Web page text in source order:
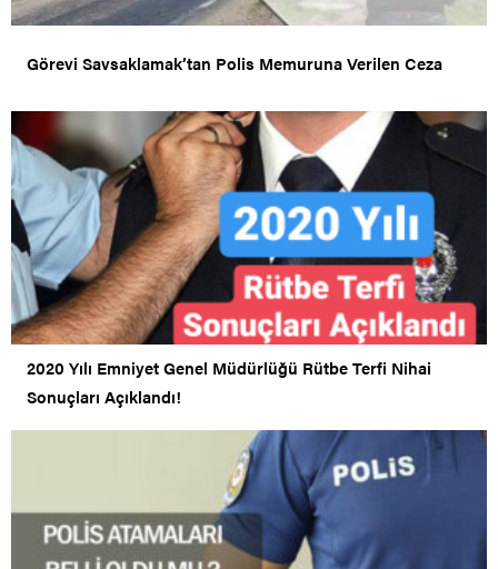
Görevi Savsaklamak’tan Polis Memuruna Verilen Ceza
2020 Yılı Emniyet Genel Müdürlüğü Rütbe Terfi Nihai
Sonuçları Açıklandı!